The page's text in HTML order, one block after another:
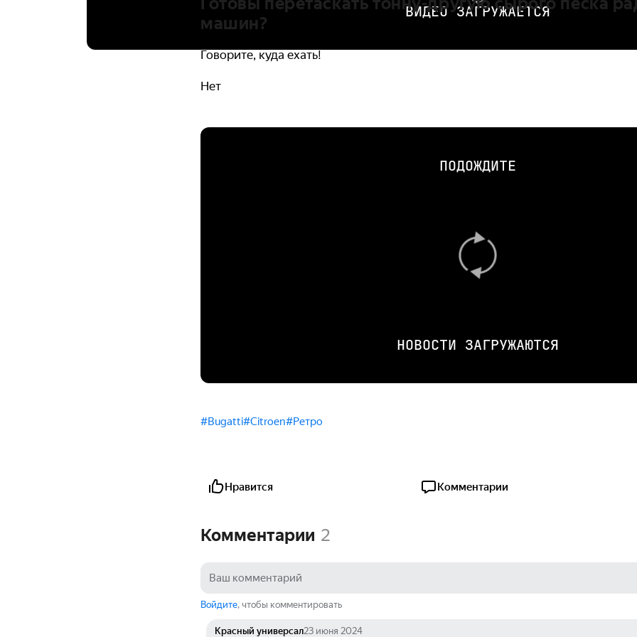
ВИДЕО ЗАГРУЖАЕТСЯ
машин?
Говорите, куда ехать!
Нет
ПОДОЖДИТЕ
НОВОСТИ ЗАГРУЖАЮТСЯ
#Bugatti#Citroen#Ретро
Нравится Комментарии
Комментарии 2
Войдите, чтобы комментировать
Красный универсал23 июня 2024